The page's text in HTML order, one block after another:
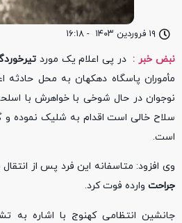
۱۹ فروردین ۱۴۰۳ - ۱۶:۱۸
نبض خبر : در پی اعلام یک مورد
مأموران پاسگاه دهکهان به محل
نوجوان در حال شوخی با خواهرش با
سلاح خالی است اقدام به شلیک نموده و
است.
وی افزود: متاسفانه این فرد پس از
جراحت وارده فوت کرد.
جانشین انتظامی کهنوج با اشاره به